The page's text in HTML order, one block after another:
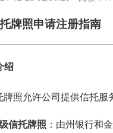
牌照申请注册指南
绍
牌照允许公司提供信托
信托牌照 ：由州银行和